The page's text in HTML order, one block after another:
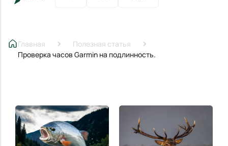
Главная
Полезная статья
Проверка часов Garmin на подлинность.